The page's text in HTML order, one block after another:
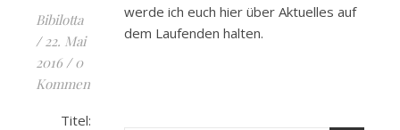
Bibilotta
/ 22. Mai
2016 / 0
Kommentare
Titel:
werde ich euch hier über Aktuelles auf
dem Laufenden halten.